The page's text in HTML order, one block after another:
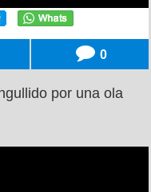
0
por una ola